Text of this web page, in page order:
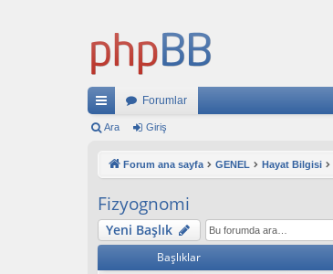
ızl
ğl
an
Forumlar
Ara Giriş
Forum ana sayfa GENEL Hayat Bilgisi
Fizyognomi
Yeni Başlık
Başlıklar